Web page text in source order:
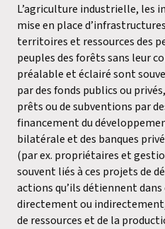
L’agriculture industrielle, les
mise en place
territoires et ressources des
peuples des forêts sans leur
préalable et éclairé sont
par des fonds publics ou
prêts ou de subventions par
financement du
bilatérale et des banques
(par ex. propriétaires et
souvent liés à ces projets de
actions qu’ils détiennent
directement ou
de ressources et de la